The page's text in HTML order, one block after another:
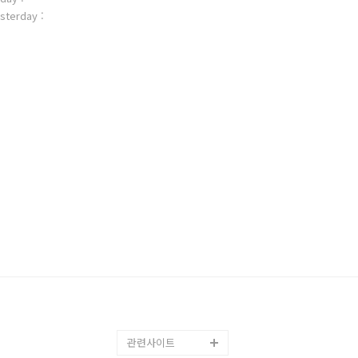
:
관련사이트